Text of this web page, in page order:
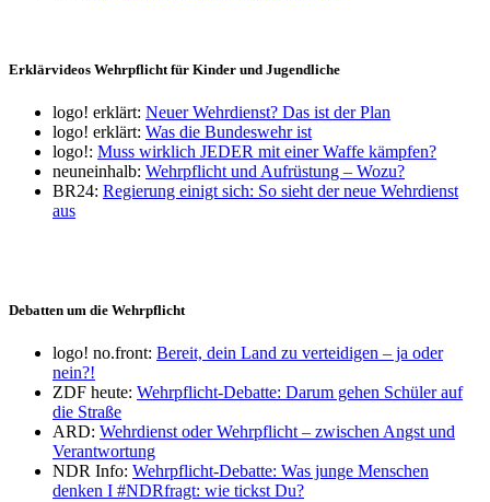
Erklärvideos Wehrpflicht für Kinder und Jugendliche
logo! erklärt: Neuer Wehrdienst? Das ist der Plan
logo! erklärt: Was die Bundeswehr ist
logo!: Muss wirklich JEDER mit einer Waffe kämpfen?
neuneinhalb: Wehrpflicht und Aufrüstung – Wozu?
BR24: Regierung einigt sich: So sieht der neue Wehrdienst
aus
Debatten um die Wehrpflicht
logo! no.front: Bereit, dein Land zu verteidigen – ja oder
nein?!
ZDF heute: Wehrpflicht-Debatte: Darum gehen Schüler auf
die Straße
ARD: Wehrdienst oder Wehrpflicht – zwischen Angst und
Verantwortung
NDR Info: Wehrpflicht-Debatte: Was junge Menschen
denken I #NDRfragt: wie tickst Du?